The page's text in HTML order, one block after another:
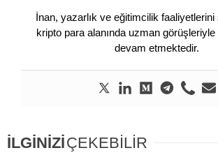
İnan, yazarlık ve eğitimcilik
kripto para alanında uzman
devam etmektedir.
İLGİNİZİÇEKEBİLİR